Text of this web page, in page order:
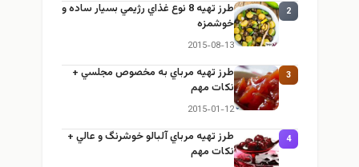
2
طرز تهيه 8 نوع غذاي رژيمي بسيار ساده و
خوشمزه
2015-08-13
3
طرز تهيه مرباي به مخصوص مجلسي +
نكات مهم
2015-01-12
4
طرز تهيه مرباي آلبالو خوشرنگ و عالي +
نكات مهم